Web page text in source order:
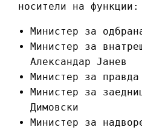
носители на функции:
Министер за
Министер за
Александар Јанев
Министер за
Министер за
Димовски
Министер за